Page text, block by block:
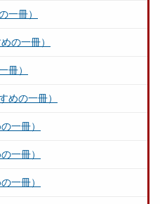
一冊）
の一冊）
冊）
めの一冊）
一冊）
一冊）
一冊）